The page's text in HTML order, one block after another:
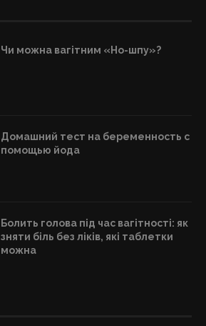
Чи можна вагітним «Но-шпу»?
Домашний тест на беременность с
помощью йода
Болить голова під час вагітності: як
зняти біль без ліків, які таблетки
можна